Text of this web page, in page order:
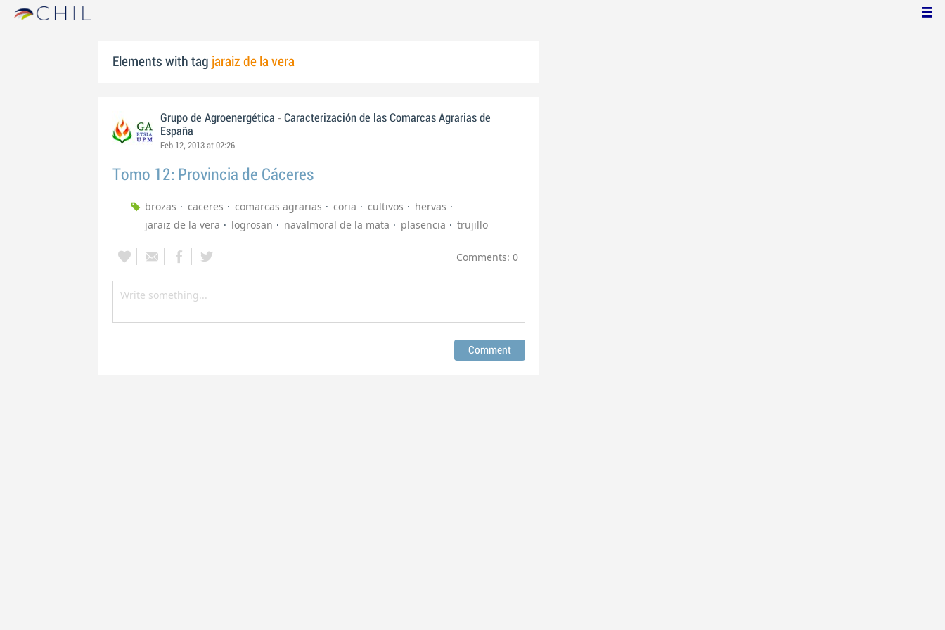
Elements with tag jaraiz de la vera
Grupo de Agroenergética - Caracterización de las Comarcas Agrarias de
España
Feb 12, 2013 at 02:26
Tomo 12: Provincia de Cáceres
brozas caceres comarcas agrarias coria cultivos
hervas
jaraiz de la vera
logrosan navalmoral de la mata plasencia trujillo
Comments: 0